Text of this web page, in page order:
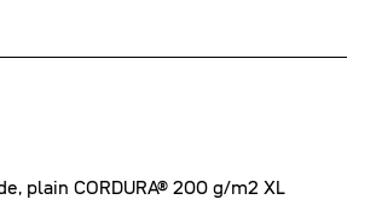
plain CORDURA® 200 g/m2 XL